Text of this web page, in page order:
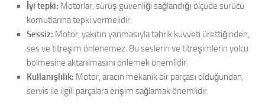
İyi tepki: Motorlar, sürüş güvenliği sağlandığı ölçüde sürücü
komutlarına tepki vermelidir.
Sessiz: Motor, yakıtın yanmasıyla tahrik kuvveti ürettiğinden,
ses ve titreşim önlenemez. Bu seslerin ve titreşimlerin yolcu
bölmesine aktarılmasını önlemek önemlidir.
Kullanışlılık: Motor, aracın mekanik bir parçası olduğundan,
servis ile ilgili parçalara erişim sağlamak önemlidir.